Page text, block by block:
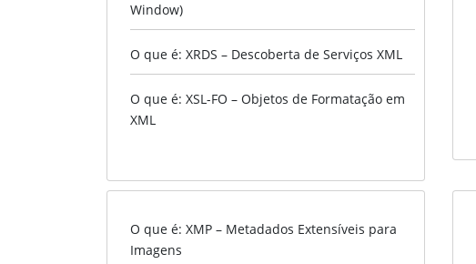
Window)
O que é: XRDS – Descoberta de Serviços XML
O que é: XSL-FO – Objetos de Formatação em
XML
O que é: XMP – Metadados Extensíveis para
Imagens